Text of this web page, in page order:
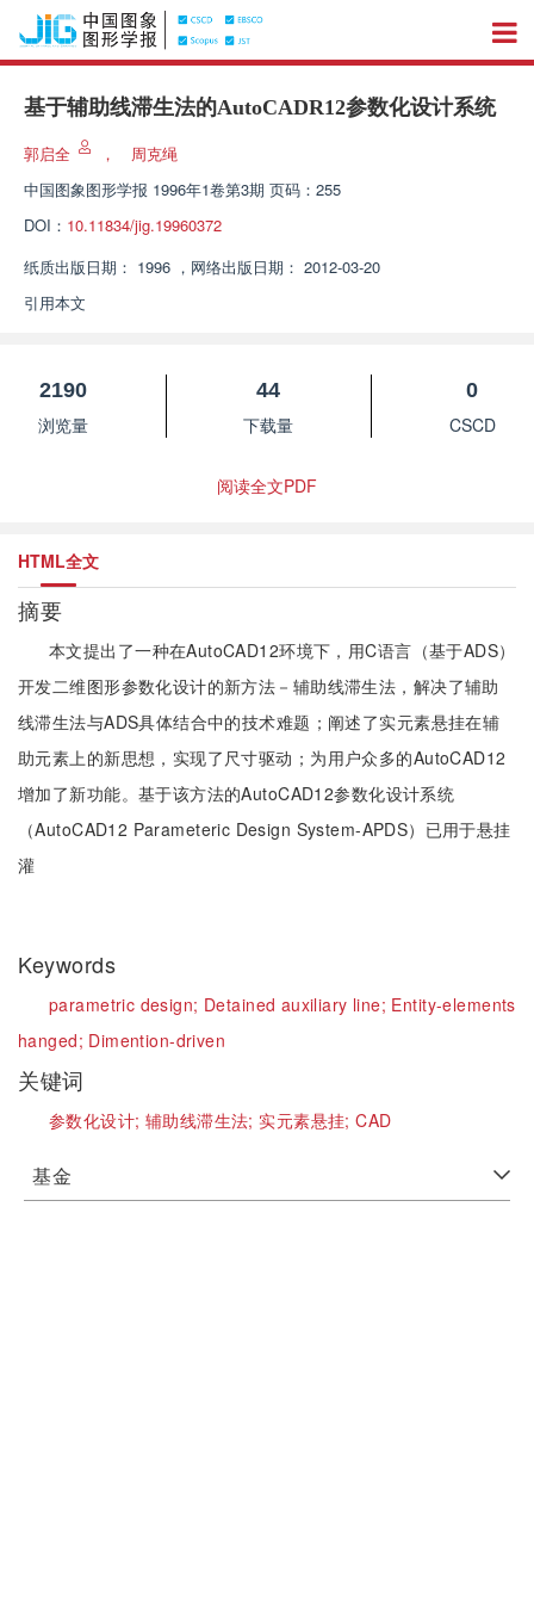
基于辅助线滞生法的AutoCADR12参数化设计系统
郭启全 ，
周克绳
中国图象图形学报 1996年1卷第3期 页码：255
DOI： 10.11834/jig.19960372
纸质出版日期： 1996 ， 网络出版日期： 2012-03-20
引用本文
2190
浏览量
44
下载量
0
CSCD
阅读全文PDF
HTML全文
摘要
本文提出了一种在AutoCAD12环境下，用C语言（基于ADS）
开发二维图形参数化设计的新方法－辅助线滞生法，解决了辅助
线滞生法与ADS具体结合中的技术难题；阐述了实元素悬挂在辅
助元素上的新思想，实现了尺寸驱动；为用户众多的AutoCAD12
增加了新功能。基于该方法的AutoCAD12参数化设计系统
（AutoCAD12 Parameteric Design System-APDS）已用于悬挂
灌
Keywords
parametric design; Detained auxiliary line; Entity-elements
hanged; Dimention-driven
关键词
参数化设计; 辅助线滞生法; 实元素悬挂;CAD
基金